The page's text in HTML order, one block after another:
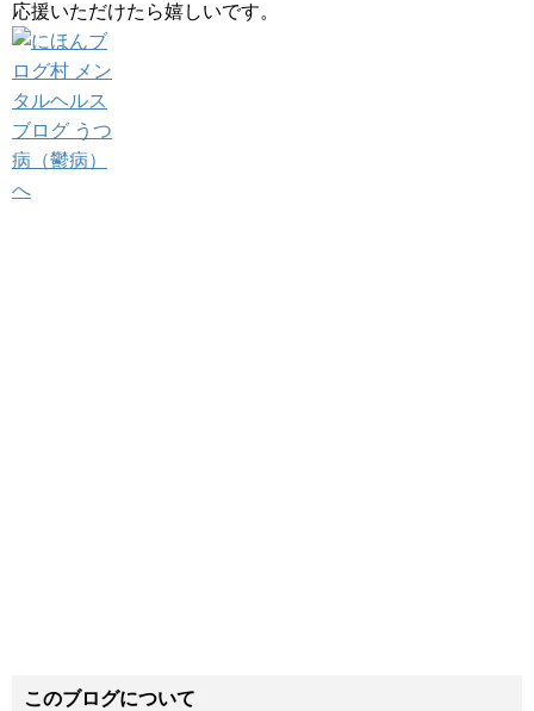
応援いただけたら嬉しいです。
このブログについて